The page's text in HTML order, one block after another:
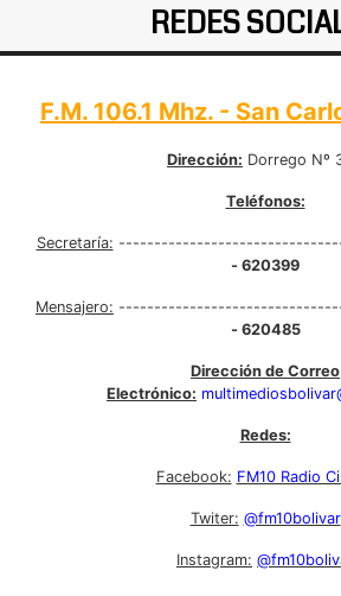
REDES
F.M. 106.1 Mhz. - San
Dirección: Dorrego Nº
Teléfonos:
Secretaría:
- 620399
Mensajero:
- 620485
Dirección de Correo
Electrónico:
Redes:
Facebook: FM10 Radio
Twiter: @fm10bolivar
Instagram: